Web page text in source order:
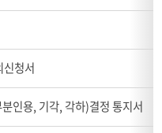
청서
인용, 기각, 각하)결정 통지서